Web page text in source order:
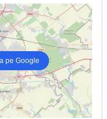
pe Google